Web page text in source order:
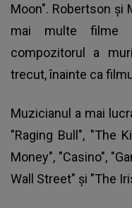
Moon". Robertson şi
mai multe filme
compozitorul a
trecut, înainte ca
Muzicianul a mai
"Raging Bull", "The
Money", "Casino",
Wall Street" şi "The